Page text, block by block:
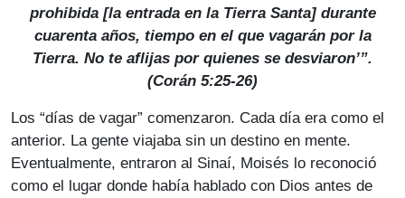
prohibida [la entrada en la Tierra Santa] durante
cuarenta años, tiempo en el que vagarán por la
Tierra. No te aflijas por quienes se desviaron’”.
(Corán 5:25-26)
Los “días de vagar” comenzaron. Cada día era como el
anterior. La gente viajaba sin un destino en mente.
Eventualmente, entraron al Sinaí, Moisés lo reconoció
como el lugar donde había hablado con Dios antes de